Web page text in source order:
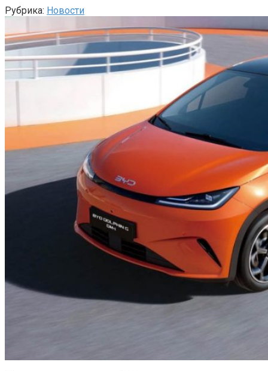
Рубрика: Новости